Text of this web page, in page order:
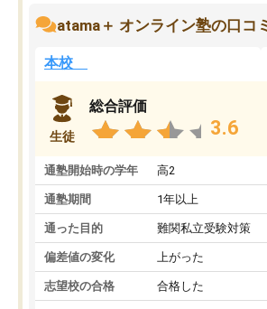
atama＋ オンライン塾の口コ
本校
生徒
総合評価
3.6
通塾開始時の学年 高2
通塾期間 1年以上
通った目的 難関私立受験対策
偏差値の変化 上がった
志望校の合格 合格した